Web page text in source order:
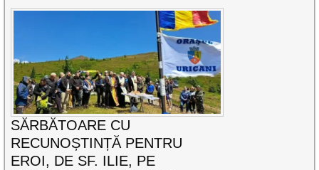
SĂRBĂTOARE CU
RECUNOȘTINȚĂ PENTRU
EROI, DE SF. ILIE, PE